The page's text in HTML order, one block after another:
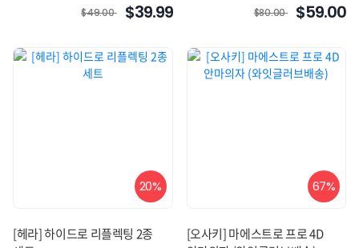
$49.00 $39.99 $80.00 $59.00
20%
[헤라] 하이드로 리플렉팅 2종
67%
[오사키] 마에스트로 프로 4D